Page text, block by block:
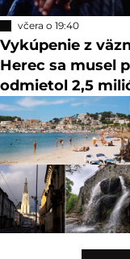
včera o 19:40
Vykúpenie z
Herec sa musel
odmietol 2,5